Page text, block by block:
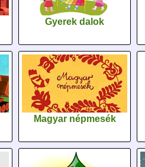
Gyerek dalok
Magyar népmesék